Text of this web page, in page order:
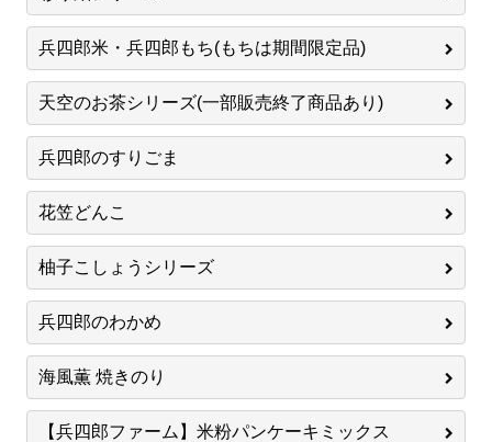
兵四郎米・兵四郎もち(もちは期間限定品)
天空のお茶シリーズ(一部販売終了商品あり)
兵四郎のすりごま
花笠どんこ
柚子こしょうシリーズ
兵四郎のわかめ
海風薫 焼きのり
【兵四郎ファーム】米粉パンケーキミックス